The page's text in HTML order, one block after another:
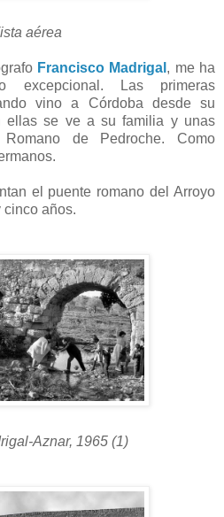
aérea
Francisco Madrigal , me ha
excepcional. Las primeras
vino a Córdoba desde su
ellas se ve a su familia y unas
de Pedroche. Como
el puente romano del Arroyo
cinco años.
Aznar, 1965 (1)